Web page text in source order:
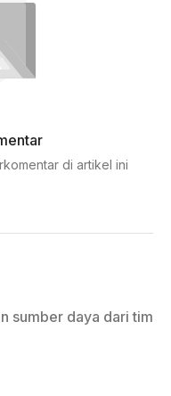
di artikel ini
sumber daya dari tim